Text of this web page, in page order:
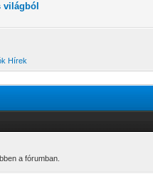
világból
Hírek
a fórumban.